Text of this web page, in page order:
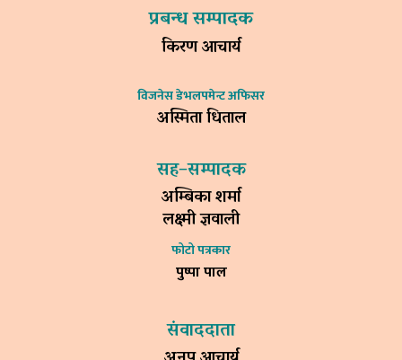
प्रबन्ध सम्पादक
किरण आचार्य
विजनेस डेभलपमेन्ट अफिसर
अस्मिता धिताल
सह–सम्पादक
अम्बिका शर्मा
लक्ष्मी ज्ञवाली
फोटो पत्रकार
पुष्पा पाल
संवाददाता